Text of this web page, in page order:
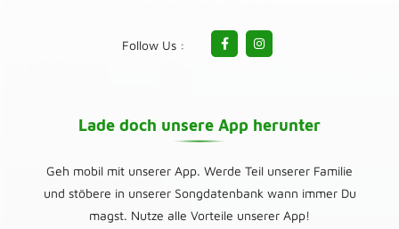
Follow Us :
Lade doch unsere App herunter
Geh mobil mit unserer App. Werde Teil unserer Familie
und stöbere in unserer Songdatenbank wann immer Du
magst. Nutze alle Vorteile unserer App!